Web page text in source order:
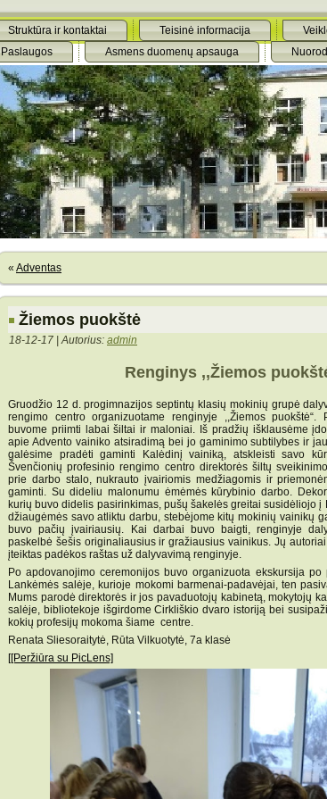
Struktūra ir kontaktai Teisinė informacija
Paslaugos Asmens duomenų apsauga
« Adventas
Žiemos puokštė
18-12-17 | Autorius: admin
Renginys ,,Žiemos
Gruodžio 12 d. progimnazijos septintų klasių mokinių grupė
rengimo centro organizuotame renginyje ,,Žiemos puokštė“.
buvome priimti labai šiltai ir maloniai. Iš pradžių išklausėme
apie Advento vainiko atsiradimą bei jo gaminimo subtilybes ir
galėsime pradėti gaminti Kalėdinį vainiką, atskleisti savo
Švenčionių profesinio rengimo centro direktorės šiltų
prie darbo stalo, nukrauto įvairiomis medžiagomis ir
gaminti. Su dideliu malonumu ėmėmės kūrybinio darbo.
kurių buvo didelis pasirinkimas, pušų šakelės greitai susidėliojo
džiaugėmės savo atliktu darbu, stebėjome kitų mokinių vainikų
buvo pačių įvairiausių. Kai darbai buvo baigti, renginyje
paskelbė šešis originaliausius ir gražiausius vainikus. Jų
įteiktas padėkos raštas už dalyvavimą renginyje.
Po apdovanojimo ceremonijos buvo organizuota ekskursija po
Lankėmės salėje, kurioje mokomi barmenai-padavėjai, ten
Mums parodė direktorės ir jos pavaduotojų kabinetą, mokytojų
salėje, bibliotekoje išgirdome Cirkliškio dvaro istoriją bei
kokių profesijų mokoma šiame centre.
Renata Sliesoraitytė, Rūta Vilkuotytė, 7a klasė
[[Peržiūra su PicLens]